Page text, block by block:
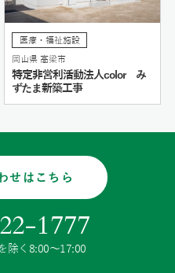
医療・福祉施設
岡山県 高梁市
特定非営利活動法人color み
ずたま新築工事
せはこちら
1777
除く8:00〜17:00